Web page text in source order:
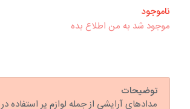
ناموجود
موجود شد به من اطلاع بده
توضیحات
مدادهای آرایشی از جمله لوازم پر استفاده